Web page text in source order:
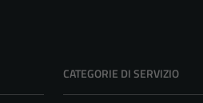
CATEGORIE DI SERVIZIO